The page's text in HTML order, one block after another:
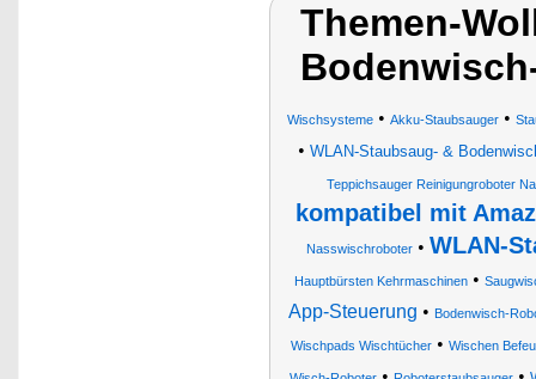
Themen-
Wischsysteme• Akku-Staubsauger•
• WLAN-Staubsaug- &
Teppichsauger Reinigungroboter
kompatibel mit
Nasswischroboter• WLAN-
Hauptbürsten Kehrmaschinen •
App-Steuerung • Bodenwisch-
Wischpads Wischtücher • Wischen